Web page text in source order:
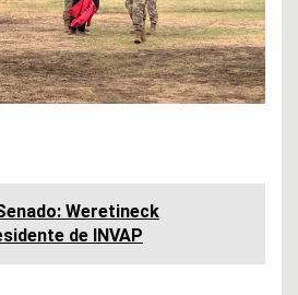
Weretineck
de INVAP